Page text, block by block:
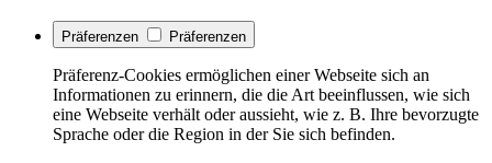
Präferenzen Präferenzen
Präferenz-Cookies ermöglichen einer Webseite sich an
Informationen zu erinnern, die die Art beeinflussen, wie sich
eine Webseite verhält oder aussieht, wie z. B. Ihre bevorzugte
Sprache oder die Region in der Sie sich befinden.